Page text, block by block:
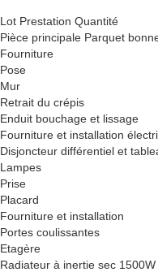
Lot Prestation Quantité
Pièce principale Parquet
Fourniture
Pose
Mur
Retrait du crépis
Enduit bouchage et lissage
Fourniture et installation
Disjoncteur différentiel et
Lampes
Prise
Placard
Fourniture et installation
Portes coulissantes
Etagère
Radiateur à inertie sec 1500W